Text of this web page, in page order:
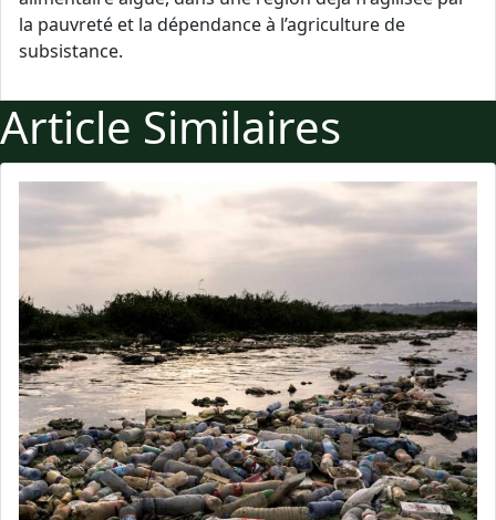
la pauvreté et la dépendance à l’agriculture de
subsistance.
Article Similaires